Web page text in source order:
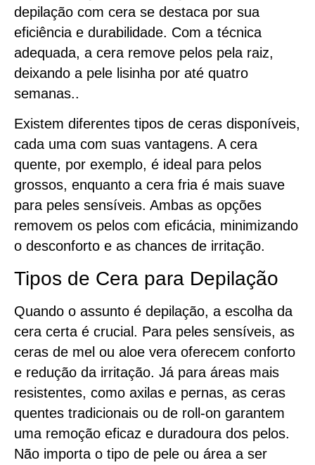
depilação com cera se destaca por sua
eficiência e durabilidade. Com a técnica
adequada, a cera remove pelos pela raiz,
deixando a pele lisinha por até quatro
semanas..
Existem diferentes tipos de ceras disponíveis,
cada uma com suas vantagens. A cera
quente, por exemplo, é ideal para pelos
grossos, enquanto a cera fria é mais suave
para peles sensíveis. Ambas as opções
removem os pelos com eficácia, minimizando
o desconforto e as chances de irritação.
Tipos de Cera para Depilação
Quando o assunto é depilação, a escolha da
cera certa é crucial. Para peles sensíveis, as
ceras de mel ou aloe vera oferecem conforto
e redução da irritação. Já para áreas mais
resistentes, como axilas e pernas, as ceras
quentes tradicionais ou de roll-on garantem
uma remoção eficaz e duradoura dos pelos.
Não importa o tipo de pele ou área a ser